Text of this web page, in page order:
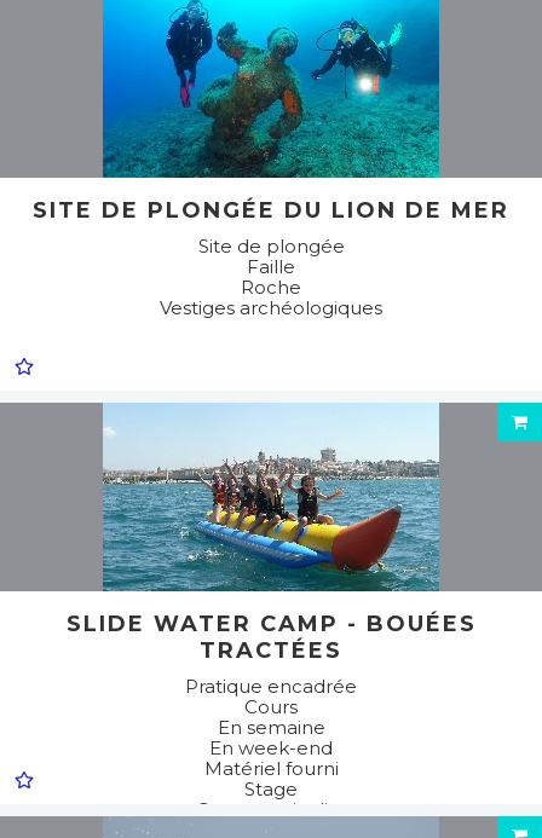
SITE DE PLONGÉE DU LION DE MER
Site de plongée
Faille
Roche
Vestiges archéologiques
SLIDE WATER CAMP - BOUÉES
TRACTÉES
Pratique encadrée
Cours
En semaine
En week-end
Matériel fourni
Stage
Cours particulier